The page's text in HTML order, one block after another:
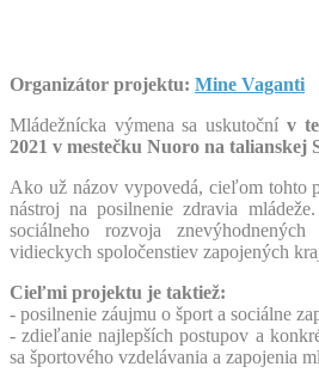
Organizátor projektu: Mine Vaganti
Mládežnícka výmena sa uskutoční v
2021 v mestečku Nuoro na talianskej
Ako už názov vypovedá, cieľom tohto
nástroj na posilnenie zdravia
sociálneho rozvoja
vidieckych spoločenstiev zapojených
Cieľmi projektu je taktiež:
- posilnenie záujmu o šport a sociálne
- zdieľanie najlepších postupov a
sa športového vzdelávania a zapojenia